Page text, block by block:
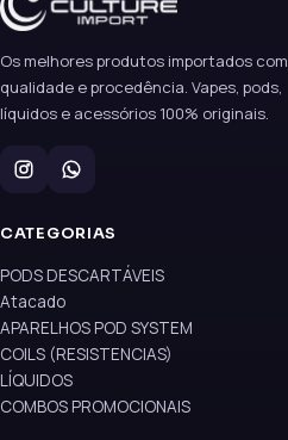
Os melhores produtos importados com
qualidade e procedência. Vapes, pods,
líquidos e acessórios 100% originais.
CATEGORIAS
PODS DESCARTÁVEIS
Atacado
APARELHOS POD SYSTEM
COILS (RESISTENCIAS)
LÍQUIDOS
COMBOS PROMOCIONAIS